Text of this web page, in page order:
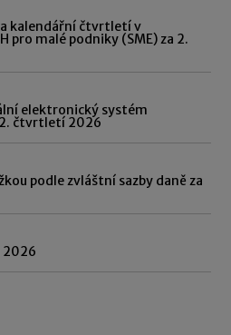
kalendářní čtvrtletí v
pro malé podniky (SME) za 2.
elektronický systém
čtvrtletí 2026
podle zvláštní sazby daně za
2026